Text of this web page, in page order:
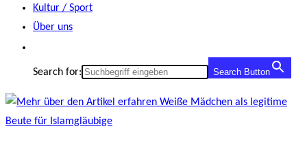
Kultur / Sport
Über uns
Search for: Search Button